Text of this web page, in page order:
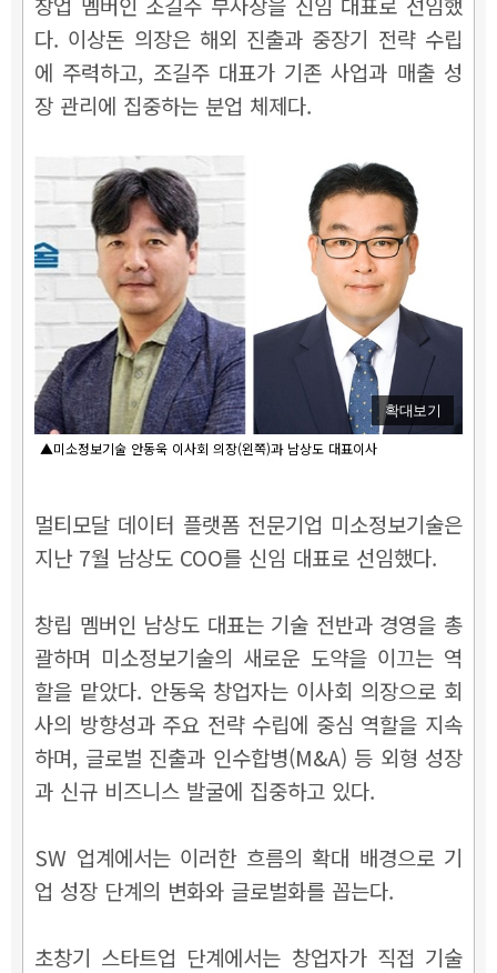
다. 이상돈 의장은 해외 진출과 중장기 전략 수립
에 주력하고, 조길주 대표가 기존 사업과 매출 성
장 관리에 집중하는 분업 체제다.
확대보기
▲미소정보기술 안동욱 이사회 의장(왼쪽)과 남상도 대표이사
멀티모달 데이터 플랫폼 전문기업 미소정보기술은
지난 7월 남상도 COO를 신임 대표로 선임했다.
창립 멤버인 남상도 대표는 기술 전반과 경영을 총
괄하며 미소정보기술의 새로운 도약을 이끄는 역
할을 맡았다. 안동욱 창업자는 이사회 의장으로 회
사의 방향성과 주요 전략 수립에 중심 역할을 지속
하며, 글로벌 진출과 인수합병(M&A) 등 외형 성장
과 신규 비즈니스 발굴에 집중하고 있다.
SW 업계에서는 이러한 흐름의 확대 배경으로 기
업 성장 단계의 변화와 글로벌화를 꼽는다.
초창기 스타트업 단계에서는 창업자가 직접 기술